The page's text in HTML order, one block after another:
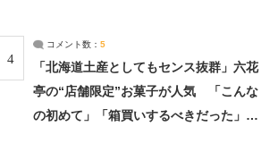
4
コメント数： 5
「北海道土産としてもセンス抜群」六花
亭の“店舗限定”お菓子が人気 「こんな
の初めて」「箱買いするべきだった」